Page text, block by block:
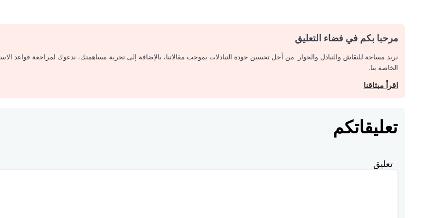
مرحبا بكم في فضاء التعليق
نريد مساحة للنقاش والتبادل والحوار. من أجل تحسين جودة التبادلات بموجب مقالاتنا، بالإضافة إلى تجربة مساهمتك، ندعوك لمراجعة قواعد
الخاصة بنا.
اقرأ ميثاقنا
تعليقاتكم
تعليق